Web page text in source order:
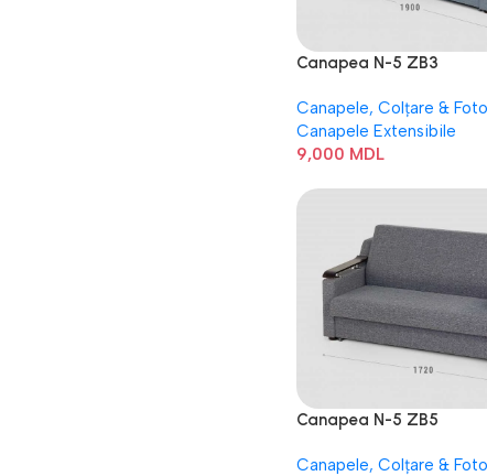
Canapea N-5 ZB3
Canapele, Colțare &
Canapele Extensibile
9,000 MDL
Canapea N-5 ZB5
Canapele, Colțare &